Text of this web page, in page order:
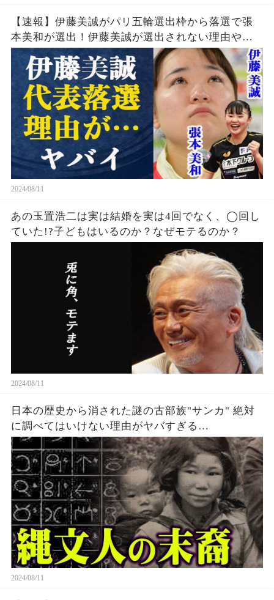
【速報】伊藤美誠がパリ五輪選出枠から落選で張
本美和が選出！伊藤美誠が選出されない理由や勝
てなくなった理由・引退の噂の真相とは一体…張
本美和の知られざる実力に中国警戒体制か
2024/08/11
あの玉置浩二は実は結婚を実は4回でなく、◯回し
ていた!?子どもはいるのか？なぜモテるのか？
2024/08/11
日本の歴史から消された謎の古部族"サンカ" 絶対
に調べてはいけない理由がヤバすぎる…
2024/08/11